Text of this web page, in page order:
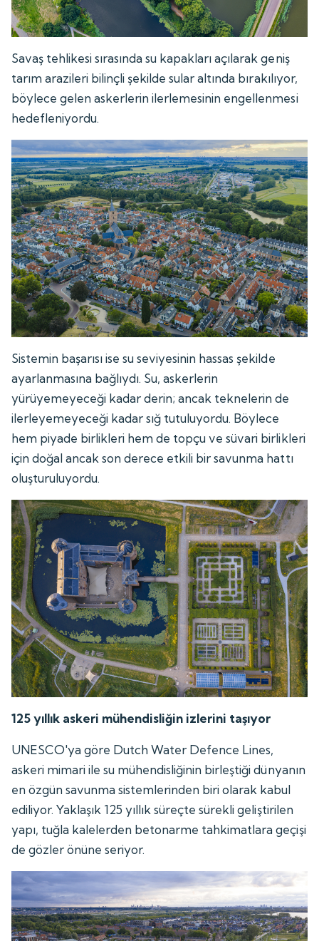
Savaş tehlikesi sırasında su kapakları açılarak geniş
tarım arazileri bilinçli şekilde sular altında bırakılıyor,
böylece gelen askerlerin ilerlemesinin engellenmesi
hedefleniyordu.
Sistemin başarısı ise su seviyesinin hassas şekilde
ayarlanmasına bağlıydı. Su, askerlerin
yürüyemeyeceği kadar derin; ancak teknelerin de
ilerleyemeyeceği kadar sığ tutuluyordu. Böylece
hem piyade birlikleri hem de topçu ve süvari birlikleri
için doğal ancak son derece etkili bir savunma hattı
oluşturuluyordu.
125 yıllık askeri mühendisliğin izlerini taşıyor
UNESCO'ya göre Dutch Water Defence Lines,
askeri mimari ile su mühendisliğinin birleştiği dünyanın
en özgün savunma sistemlerinden biri olarak kabul
ediliyor. Yaklaşık 125 yıllık süreçte sürekli geliştirilen
yapı, tuğla kalelerden betonarme tahkimatlara geçişi
de gözler önüne seriyor.